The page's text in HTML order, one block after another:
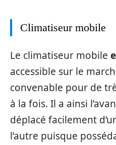
Climatiseur mobile
Le climatiseur mobile
accessible sur le
convenable pour de
à la fois. Il a ainsi
déplacé facilement
l’autre puisque